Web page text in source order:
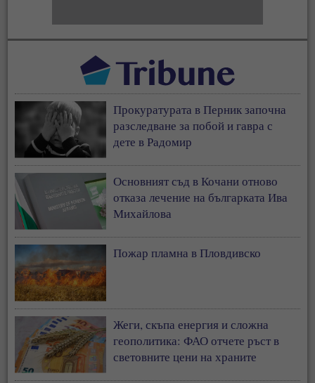
Прокуратурата в Перник започна
разследване за побой и гавра с
дете в Радомир
Основният съд в Кочани отново
отказа лечение на българката Ива
Михайлова
Пожар пламна в Пловдивско
Жеги, скъпа енергия и сложна
геополитика: ФАО отчете ръст в
световните цени на храните